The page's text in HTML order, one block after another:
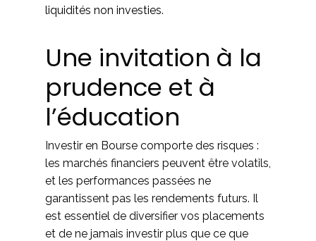
liquidités non investies.
Une invitation à la
prudence et à
l’éducation
Investir en Bourse comporte des risques :
les marchés financiers peuvent être volatils,
et les performances passées ne
garantissent pas les rendements futurs. Il
est essentiel de diversifier vos placements
et de ne jamais investir plus que ce que